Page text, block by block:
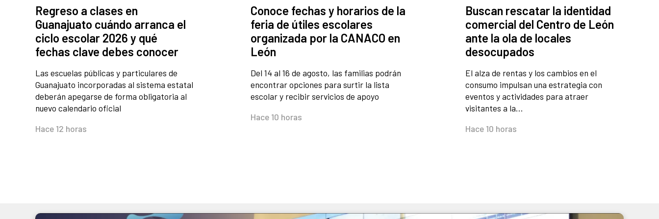
Regreso a clases en
Guanajuato cuándo arranca el
ciclo escolar 2026 y qué
fechas clave debes conocer
Las escuelas públicas y particulares de
Guanajuato incorporadas al sistema estatal
deberán apegarse de forma obligatoria al
nuevo calendario oficial
Hace 12 horas
Conoce fechas y horarios de la
feria de útiles escolares
organizada por la CANACO en
León
Del 14 al 16 de agosto, las familias podrán
encontrar opciones para surtir la lista
escolar y recibir servicios de apoyo
Hace 10 horas
Buscan rescatar la identidad
comercial del Centro de León
ante la ola de locales
desocupados
El alza de rentas y los cambios en el
consumo impulsan una estrategia con
eventos y actividades para atraer
visitantes a la…
Hace 10 horas